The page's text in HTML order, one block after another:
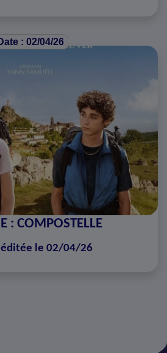
: 02/04/26
: COMPOSTELLE
éditée le 02/04/26